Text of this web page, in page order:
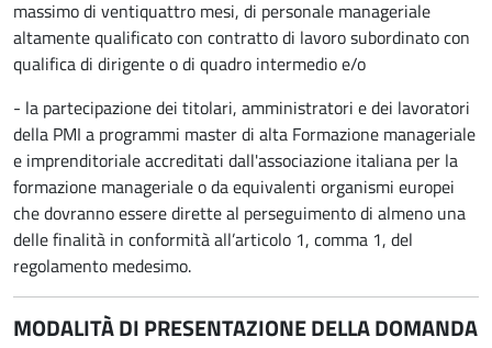
massimo di ventiquattro mesi, di personale manageriale
altamente qualificato con contratto di lavoro subordinato con
qualifica di dirigente o di quadro intermedio e/o
- la partecipazione dei titolari, amministratori e dei lavoratori
della PMI a programmi master di alta Formazione manageriale
e imprenditoriale accreditati dall'associazione italiana per la
formazione manageriale o da equivalenti organismi europei
che dovranno essere dirette al perseguimento di almeno una
delle finalità in conformità all’articolo 1, comma 1, del
regolamento medesimo.
MODALITÀ DI PRESENTAZIONE DELLA DOMANDA